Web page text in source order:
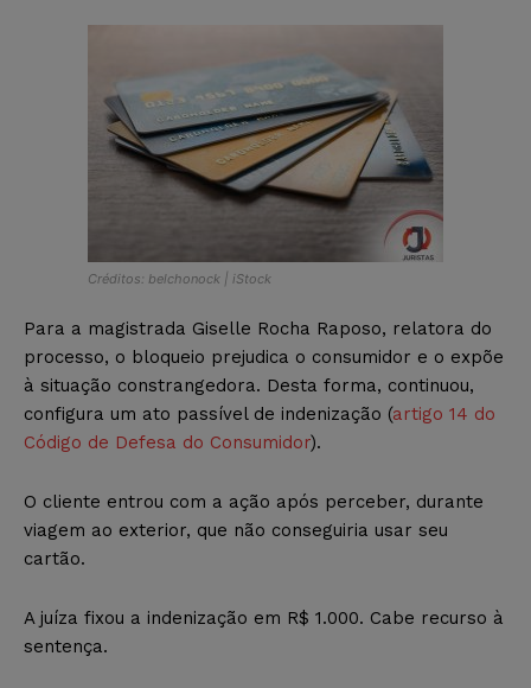
Créditos: belchonock | iStock
Para a magistrada Giselle Rocha Raposo, relatora do
processo, o bloqueio prejudica o consumidor e o expõe
à situação constrangedora. Desta forma, continuou,
configura um ato passível de indenização (artigo 14 do
Código de Defesa do Consumidor).
O cliente entrou com a ação após perceber, durante
viagem ao exterior, que não conseguiria usar seu
cartão.
A juíza fixou a indenização em R$ 1.000. Cabe recurso à
sentença.